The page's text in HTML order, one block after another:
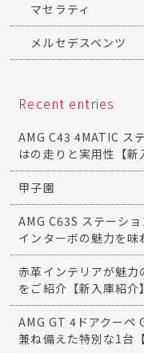
マセラティ
メルセデスベンツ
Recent entries
AMG C43 4MATIC ス
はの走りと実用性【新
甲子園
AMG C63S ステーシ
インターボの魅力を味
赤革インテリアが魅力
をご紹介【新入庫紹介】
AMG GT 4ドアクーペ
兼ね備えた特別な1台